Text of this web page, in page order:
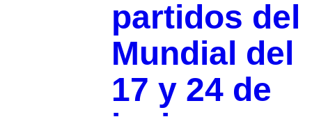
partidos del
Mundial del
17 y 24 de